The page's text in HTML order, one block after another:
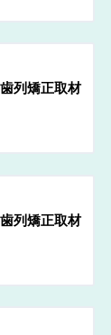
列矯正取材
列矯正取材